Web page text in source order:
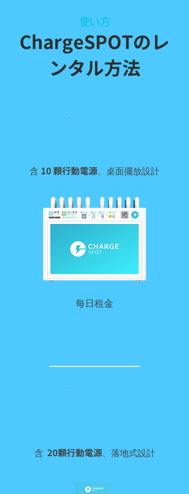
使い方
ChargeSPOTのレ
ンタル方法
含 10 顆行動電源、桌面擺放設計
​每日租金
含 20顆行動電源、落地式設計